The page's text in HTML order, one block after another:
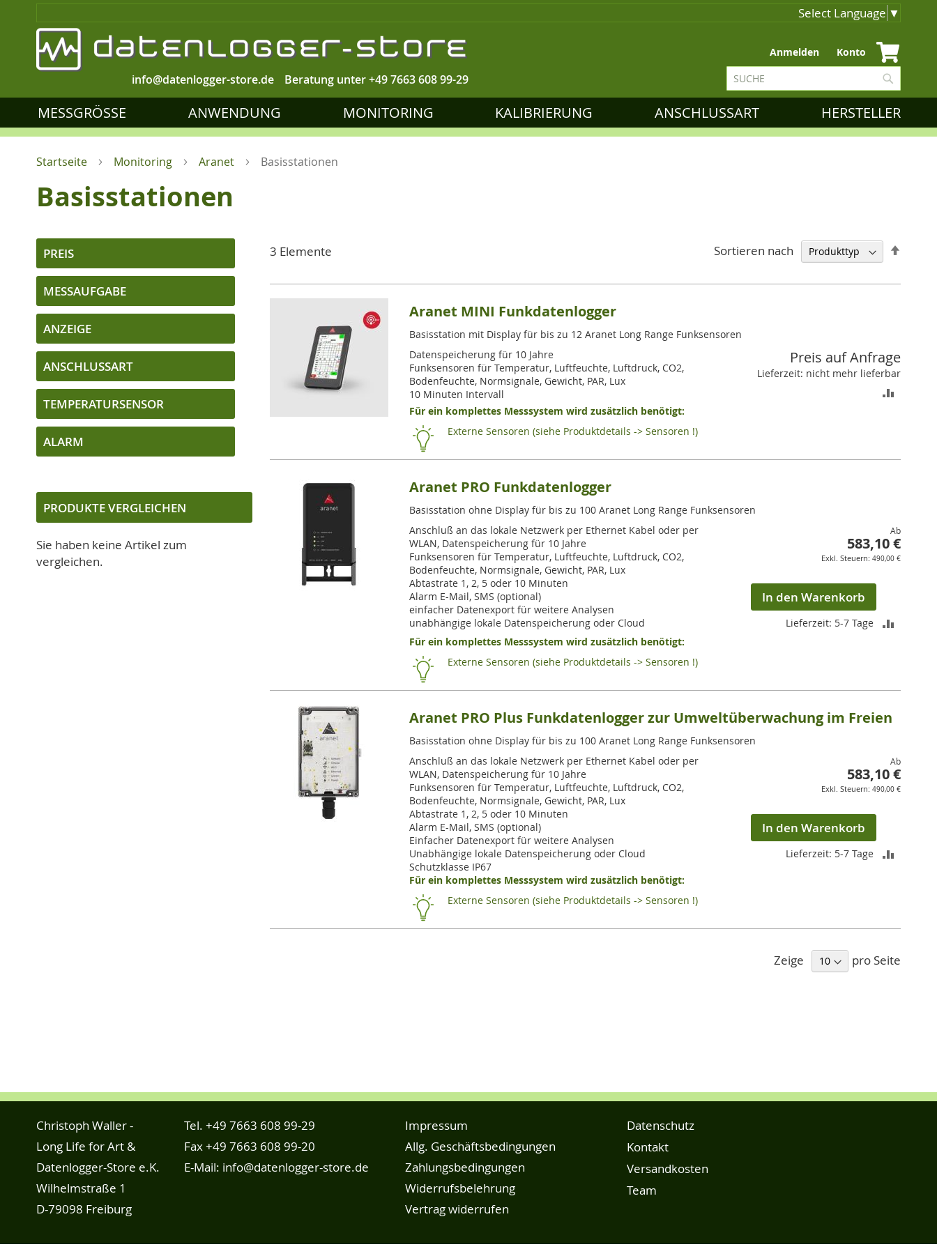
Select Language ▼
Beratung unter+49 7663 608 99-29
info@datenlogger-store.de
Zum
Inhalt
springen
Anmelden Konto
Suche
MESSGRÖSSE ANWENDUNG MONITORING KALIBRIERUNG ANSCHLUSSART HERSTELLER
Startseite Monitoring Aranet Basisstationen
Basisstationen
3 Elemente Sortieren nach
Aranet MINI Funkdatenlogger
Basisstation mit Display für bis zu 12 Aranet Long Range Funksensoren
Datenspeicherung für 10 Jahre
Funksensoren für Temperatur, Luftfeuchte, Luftdruck, CO2,
Bodenfeuchte, Normsignale, Gewicht, PAR, Lux
10 Minuten Intervall
Preis auf Anfrage
Lieferzeit: nicht mehr lieferbar
Für ein komplettes Messsystem wird zusätzlich benötigt:
Externe Sensoren (siehe Produktdetails -> Sensoren !)
Aranet PRO Funkdatenlogger
Basisstation ohne Display für bis zu 100 Aranet Long Range Funksensoren
Anschluß an das lokale Netzwerk per Ethernet Kabel oder per
WLAN, Datenspeicherung für 10 Jahre
Funksensoren für Temperatur, Luftfeuchte, Luftdruck, CO2,
Bodenfeuchte, Normsignale, Gewicht, PAR, Lux
Abtastrate 1, 2, 5 oder 10 Minuten
Alarm E-Mail, SMS (optional)
einfacher Datenexport für weitere Analysen
unabhängige lokale Datenspeicherung oder Cloud
Ab
583,10 €
490,00 €
In den Warenkorb
Lieferzeit: 5-7 Tage
Für ein komplettes Messsystem wird zusätzlich benötigt:
Externe Sensoren (siehe Produktdetails -> Sensoren !)
Aranet PRO Plus Funkdatenlogger zur Umweltüberwachung im Freien
Basisstation ohne Display für bis zu 100 Aranet Long Range Funksensoren
Anschluß an das lokale Netzwerk per Ethernet Kabel oder per
WLAN, Datenspeicherung für 10 Jahre
Funksensoren für Temperatur, Luftfeuchte, Luftdruck, CO2,
Bodenfeuchte, Normsignale, Gewicht, PAR, Lux
Abtastrate 1, 2, 5 oder 10 Minuten
Alarm E-Mail, SMS (optional)
Einfacher Datenexport für weitere Analysen
Unabhängige lokale Datenspeicherung oder Cloud
Schutzklasse IP67
Ab
583,10 €
490,00 €
In den Warenkorb
Lieferzeit: 5-7 Tage
Für ein komplettes Messsystem wird zusätzlich benötigt:
Externe Sensoren (siehe Produktdetails -> Sensoren !)
Zeige pro Seite
PREIS
MESSAUFGABE
ANZEIGE
ANSCHLUSSART
TEMPERATURSENSOR
ALARM
PRODUKTE VERGLEICHEN
Sie haben keine Artikel zum
vergleichen.
Christoph Waller -
Long Life for Art &
Datenlogger-Store e.K.
Wilhelmstraße 1
D-79098 Freiburg
Tel. +49 7663 608 99-29
Fax +49 7663 608 99-20
E-Mail: info@datenlogger-store.de
Impressum
Allg. Geschäftsbedingungen
Zahlungsbedingungen
Widerrufsbelehrung
Vertrag widerrufen
Datenschutz
Kontakt
Versandkosten
Team